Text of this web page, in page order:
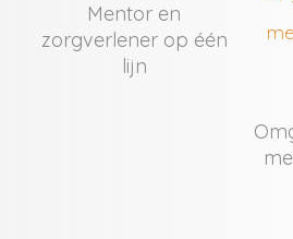
Mentor en
zorgverlener op één
lijn